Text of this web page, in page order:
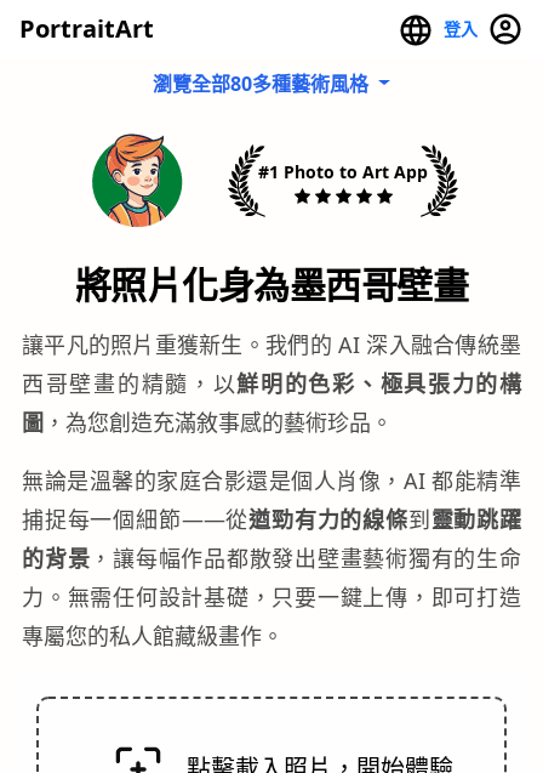
PortraitArt 登入
瀏覽全部80多種藝術風格
#1 Photo to Art App
將照片化身為墨西哥壁畫
讓平凡的照片重獲新生。我們的 AI 深入融合傳統墨
西哥壁畫的精髓，以鮮明的色彩、極具張力的構
圖 ，為您創造充滿敘事感的藝術珍品。
無論是溫馨的家庭合影還是個人肖像，AI 都能精準
捕捉每一個細節——從遒勁有力的線條到靈動跳躍
的背景 ，讓每幅作品都散發出壁畫藝術獨有的生命
力。無需任何設計基礎，只要一鍵上傳，即可打造
專屬您的私人館藏級畫作。